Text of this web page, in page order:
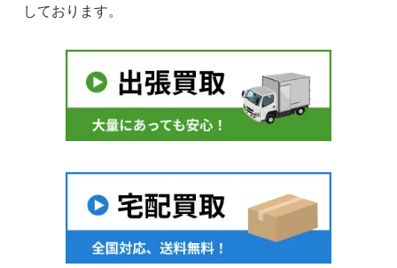
しております。